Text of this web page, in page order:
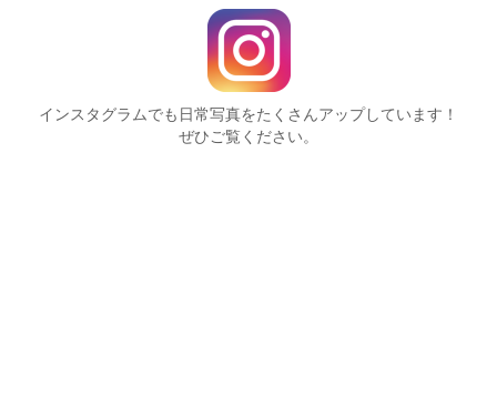
インスタグラムでも日常写真をたくさんアップしています！
ぜひご覧ください。